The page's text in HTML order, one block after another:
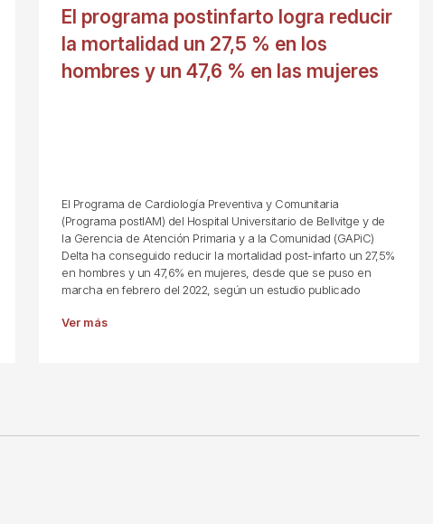
El programa postinfarto logra reducir
la mortalidad un 27,5 % en los
hombres y un 47,6 % en las mujeres
El Programa de Cardiología Preventiva y Comunitaria
(Programa postIAM) del Hospital Universitario de Bellvitge y de
la Gerencia de Atención Primaria y a la Comunidad (GAPiC)
Delta ha conseguido reducir la mortalidad post-infarto un 27,5%
en hombres y un 47,6% en mujeres, desde que se puso en
marcha en febrero del 2022, según un estudio publicado
Ver más